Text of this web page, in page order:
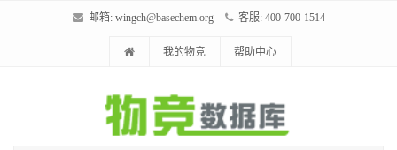
邮箱: wingch@basechem.org 客服: 400-700-1514
我的物竞 帮助中心